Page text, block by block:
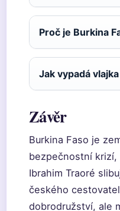
Proč je Burkina
Jak vypadá
Závěr
Burkina Faso je
bezpečnostní krizí,
Ibrahim Traoré
českého
dobrodružství, ale